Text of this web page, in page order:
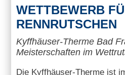
WETTBEWERB
RENNRUTSCHEN
Kyffhäuser-Therme Bad
Meisterschaften im
Die Kyffhäuser-Therme ist